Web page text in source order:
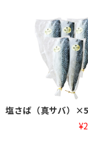
塩さば（真サバ）